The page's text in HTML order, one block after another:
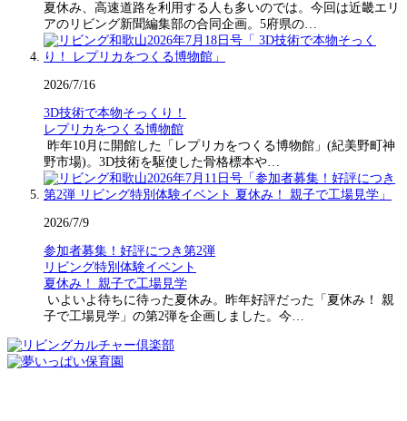
夏休み、高速道路を利用する人も多いのでは。今回は近畿エリ
アのリビング新聞編集部の合同企画。5府県の…
2026/7/16
3D技術で本物そっくり！
レプリカをつくる博物館
昨年10月に開館した「レプリカをつくる博物館」(紀美野町神
野市場)。3D技術を駆使した骨格標本や…
2026/7/9
参加者募集！好評につき第2弾
リビング特別体験イベント
夏休み！ 親子で工場見学
いよいよ待ちに待った夏休み。昨年好評だった「夏休み！ 親
子で工場見学」の第2弾を企画しました。今…